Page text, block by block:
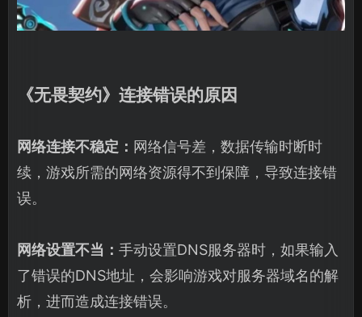
《无畏契约》连接错误的原因
网络连接不稳定： 网络信号差，数据传输时断时
续，游戏所需的网络资源得不到保障，导致连接错
误。
网络设置不当： 手动设置DNS服务器时，如果输入
了错误的DNS地址，会影响游戏对服务器域名的解
析，进而造成连接错误。